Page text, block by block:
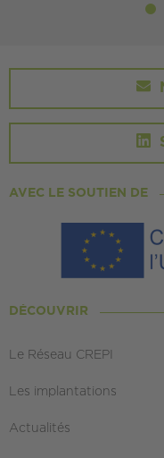
AVEC LE SOUTIEN DE
DÉCOUVRIR
Le Réseau CREPI
Les implantations
Actualités